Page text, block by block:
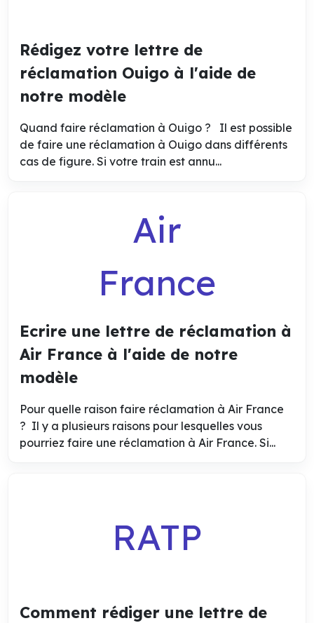
Rédigez votre lettre de
réclamation Ouigo à l'aide de
notre modèle
Quand faire réclamation à Ouigo ? Il est possible
de faire une réclamation à Ouigo dans différents
cas de figure. Si votre train est annu...
Air
France
Ecrire une lettre de réclamation à
Air France à l'aide de notre
modèle
Pour quelle raison faire réclamation à Air France
? Il y a plusieurs raisons pour lesquelles vous
pourriez faire une réclamation à Air France. Si...
RATP
Comment rédiger une lettre de